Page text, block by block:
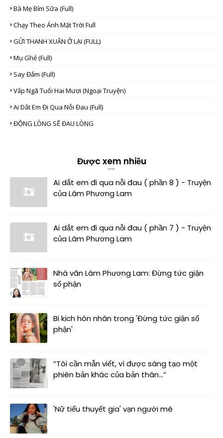
Bà Mẹ Bỉm Sữa (full)
Chạy Theo Ánh Mặt Trời Full
GỬI THANH XUÂN Ở LẠI (FULL)
Mụ Ghẻ (full)
Say Đắm (full)
Vấp Ngã Tuổi Hai Mươi (Ngoại Truyện)
Ai Dắt Em Đi Qua Nỗi Đau (full)
ĐỘNG LÒNG SẼ ĐAU LÒNG
Được xem nhiều
Ai dắt em đi qua nỗi đau ( phần 8 ) - Truyện
của Lâm Phương Lam
Ai dắt em đi qua nỗi đau ( phần 7 ) - Truyện
của Lâm Phương Lam
Nhà văn Lâm Phương Lam: Đừng tức giận
số phận
Bi kịch hôn nhân trong 'Đừng tức giận số
phận'
“Tôi cần mẫn viết, vì được sáng tạo một
phiên bản khác của bản thân...”
'Nữ tiểu thuyết gia' vạn người mê